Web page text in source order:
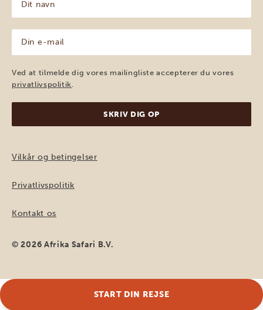
navn
(Påkrævet)
mail
(Påkrævet)
Ved at tilmelde dig vores mailingliste accepterer du vores
privatlivspolitik.
Vilkår og betingelser
Privatlivspolitik
Kontakt os
© 2026 Afrika Safari B.V.
START DIN REJSE